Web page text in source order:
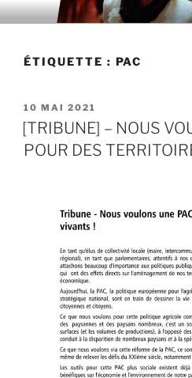
Aller
au
principal
ÉTIQUETTE : PAC
PUBLIÉ
LE
10 MAI 2021
[TRIBUNE] – NOUS
POUR DES